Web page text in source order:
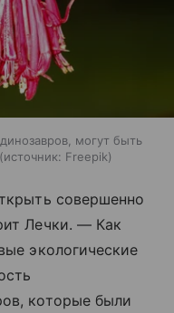
могут быть
источник: Freepik
совершенно
Лечки. — Как
экологические
которые были